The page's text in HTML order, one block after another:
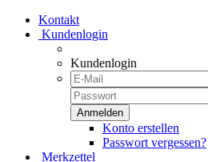
Kontakt
Kundenlogin
Kundenlogin
Konto erstellen
Passwort vergessen?
Merkzettel